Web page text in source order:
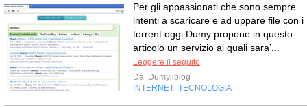
Per gli appassionati che sono sempre
intenti a scaricare e ad uppare file con i
torrent oggi Dumy propone in questo
articolo un servizio ai quali sara’...
Leggere il seguito
Da Dumyilblog
INTERNET TECNOLOGIA